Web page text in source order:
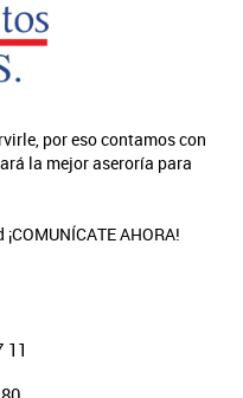
por eso contamos con
la mejor aseroría para
AHORA!
11